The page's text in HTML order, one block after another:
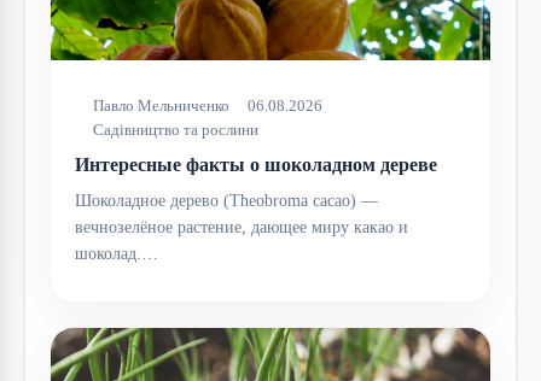
Павло Мельниченко
06.08.2026
Садівництво та рослини
Интересные факты о шоколадном дереве
Шоколадное дерево (Theobroma cacao) —
вечнозелёное растение, дающее миру какао и
шоколад.…